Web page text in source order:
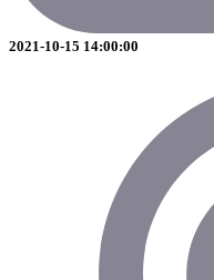
2021-10-15 14:00:00